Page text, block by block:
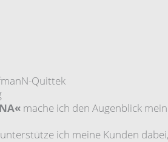
Quittek
mache ich den Augenblick
unterstütze ich meine Kunden